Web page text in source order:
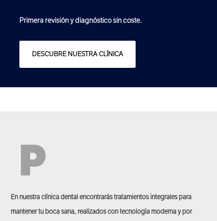
Primera revisión y diagnóstico sin coste.
DESCUBRE NUESTRA CLÍNICA
En nuestra clínica dental encontrarás tratamientos integrales para
mantener tu boca sana, realizados con tecnología moderna y por